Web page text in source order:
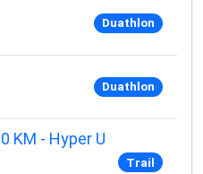
Duathlon
Duathlon
KM - Hyper U
Trail